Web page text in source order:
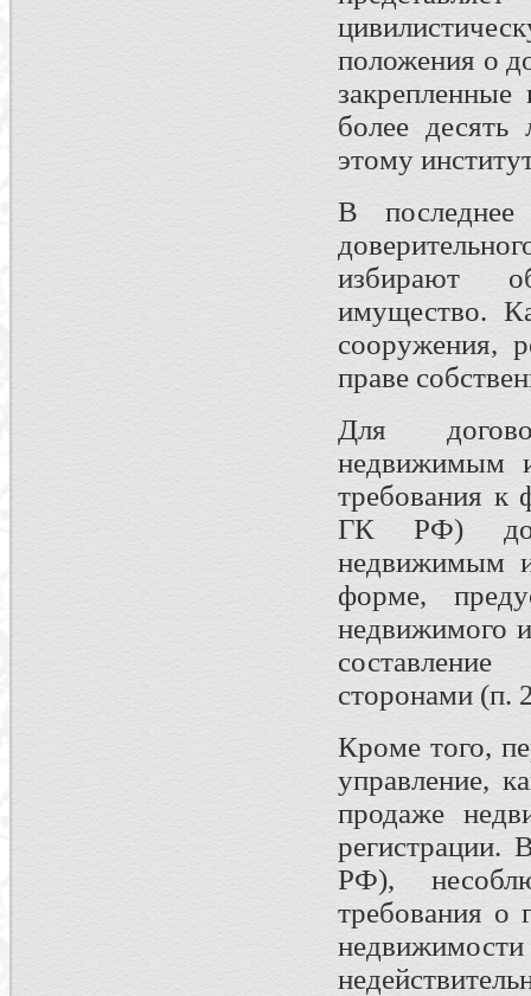
положения о
более
этому
В
избирают
имущество.
сооружения,
праве
Для
недвижимым
требования к
ГК РФ)
недвижимым
форме,
недвижимого
сторонами (п.
Кроме того,
управление,
продаже
регистрации.
РФ),
требования о